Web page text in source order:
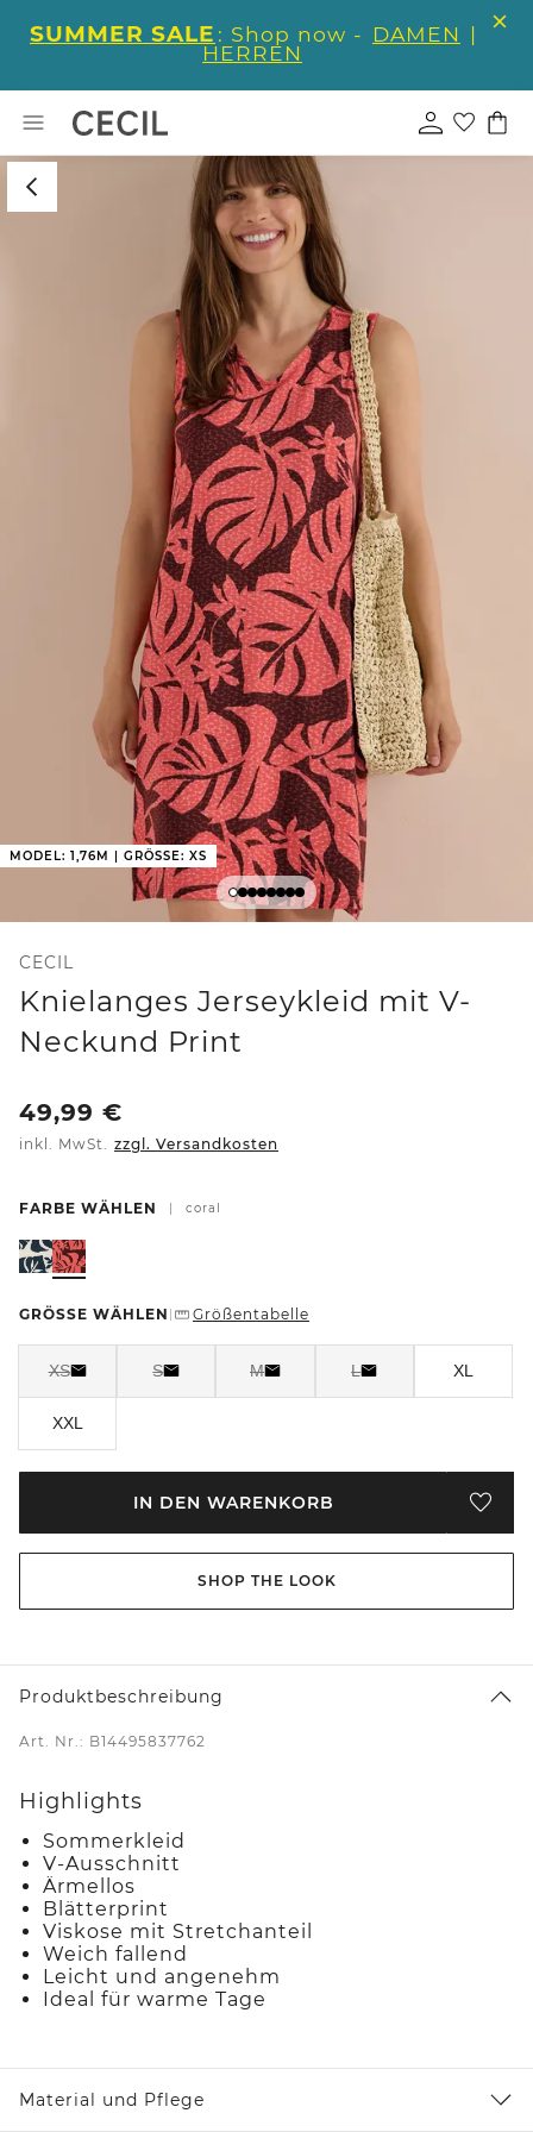
SUMMER SALE : Shop now - DAMEN |
HERREN
MODEL: 1,76M | GRÖSSE: XS
CECIL
Knielanges Jerseykleid mit V-
Neckund Print
49,99 €
inkl. MwSt. zzgl. Versandkosten
FARBE WÄHLEN coral
GRÖSSE WÄHLEN Größentabelle
XS S M L XL
XXL
IN DEN WARENKORB
SHOP THE LOOK
Produktbeschreibung
Art. Nr.: B14495837762
Highlights
Sommerkleid
V-Ausschnitt
Ärmellos
Blätterprint
Viskose mit Stretchanteil
Weich fallend
Leicht und angenehm
Ideal für warme Tage
Material und Pflege